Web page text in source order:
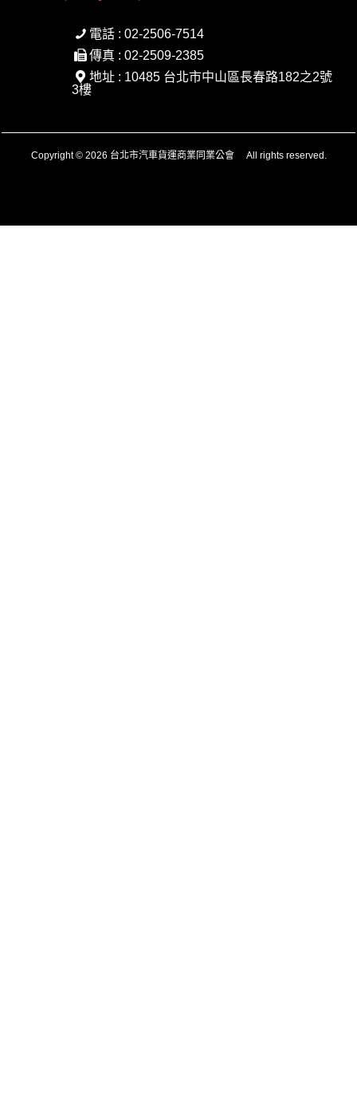
電話 : 02-2506-7514
傳真 : 02-2509-2385
地址 : 10485 台北市中山區長春路182之2號
3樓
Copyright © 2026 台北市汽車貨運商業同業公會 All rights reserved.